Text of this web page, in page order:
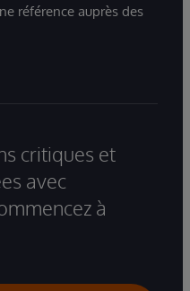
référence auprès des
critiques et
avec
à